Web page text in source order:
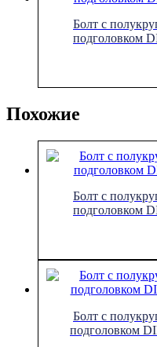
Болт с
подголовком
Похожие
Болт с
подголовком
Болт с
подголовком